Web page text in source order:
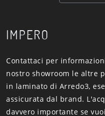
IMPERO
Contattaci per
nostro showroom le altre
in laminato di Arredo3,
assicurata dal brand.
davvero importante se